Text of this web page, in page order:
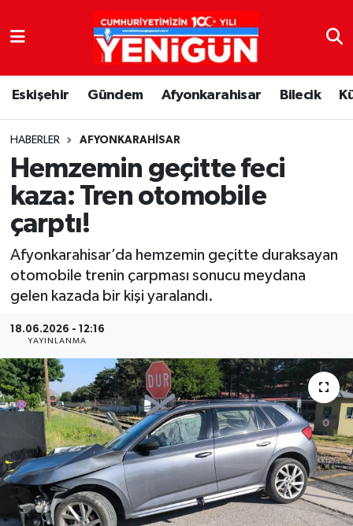
Eskişehir Gündem Afyonkarahisar Bilecik
HABERLER AFYONKARAHISAR
Hemzemin geçitte feci
kaza: Tren otomobile
çarptı!
Afyonkarahisar’da hemzemin geçitte duraksayan
otomobile trenin çarpması sonucu meydana
gelen kazada bir kişi yaralandı.
18.06.2026 - 12:16
YAYINLANMA
Nöbetçi Eczaneler
Hava Durumu
Trafik Durumu
Süper Lig Puan Durumu ve Fikstür
Tüm Manşetler
Son Dakika Haberleri
Haber Arşivi